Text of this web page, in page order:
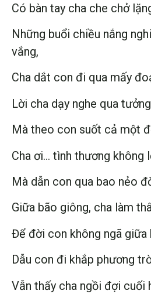
Có bàn tay cha che chở
Những buổi chiều nắng
vắng,
Cha dắt con đi qua mấy
Lời cha dạy nghe qua
Mà theo con suốt cả một
Cha ơi… tình thương không
Mà dẫn con qua bao nẻo
Giữa bão giông, cha làm
Để đời con không ngã giữa
Dẫu con đi khắp phương
Vẫn thấy cha ngồi đợi cuối